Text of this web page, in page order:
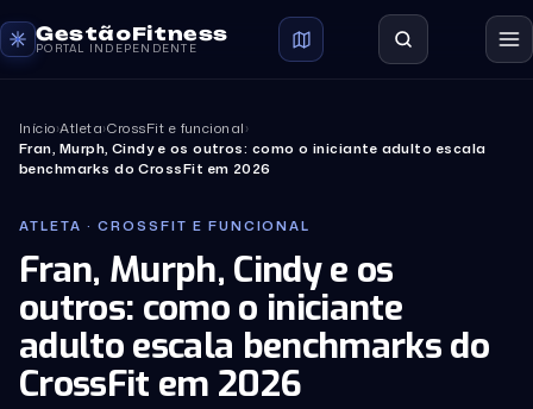
GestãoFitness
PORTAL INDEPENDENTE
Início›Atleta›CrossFit e funcional›
Fran, Murph, Cindy e os outros: como o iniciante adulto escala
benchmarks do CrossFit em 2026
ATLETA · CROSSFIT E FUNCIONAL
Fran, Murph, Cindy e os
outros: como o iniciante
adulto escala benchmarks do
CrossFit em 2026